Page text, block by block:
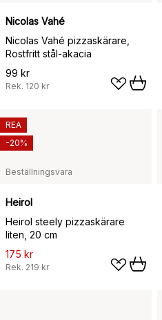
Nicolas Vahé
Nicolas Vahé pizzaskärare,
Rostfritt stål-akacia
99 kr
Rek. 120 kr
Beställningsvara
Heirol
Heirol steely pizzaskärare
liten, 20 cm
175 kr
Rek. 219 kr
REA
-20%